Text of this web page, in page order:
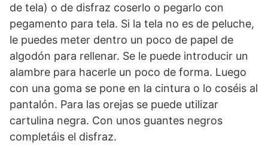
de tela) o de disfraz coserlo o pegarlo con
pegamento para tela. Si la tela no es de peluche,
le puedes meter dentro un poco de papel de
algodón para rellenar. Se le puede introducir un
alambre para hacerle un poco de forma. Luego
con una goma se pone en la cintura o lo coséis al
pantalón. Para las orejas se puede utilizar
cartulina negra. Con unos guantes negros
completáis el disfraz.